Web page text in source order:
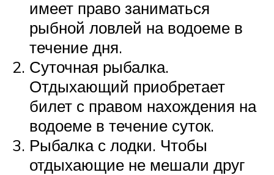
имеет право заниматься
рыбной ловлей на водоеме в
течение дня.
Суточная рыбалка.
Отдыхающий приобретает
билет с правом нахождения на
водоеме в течение суток.
Рыбалка с лодки. Чтобы
отдыхающие не мешали друг